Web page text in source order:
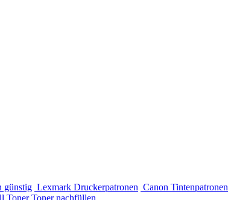
günstig Lexmark Druckerpatronen Canon Tintenpatronen
Toner Toner nachfüllen